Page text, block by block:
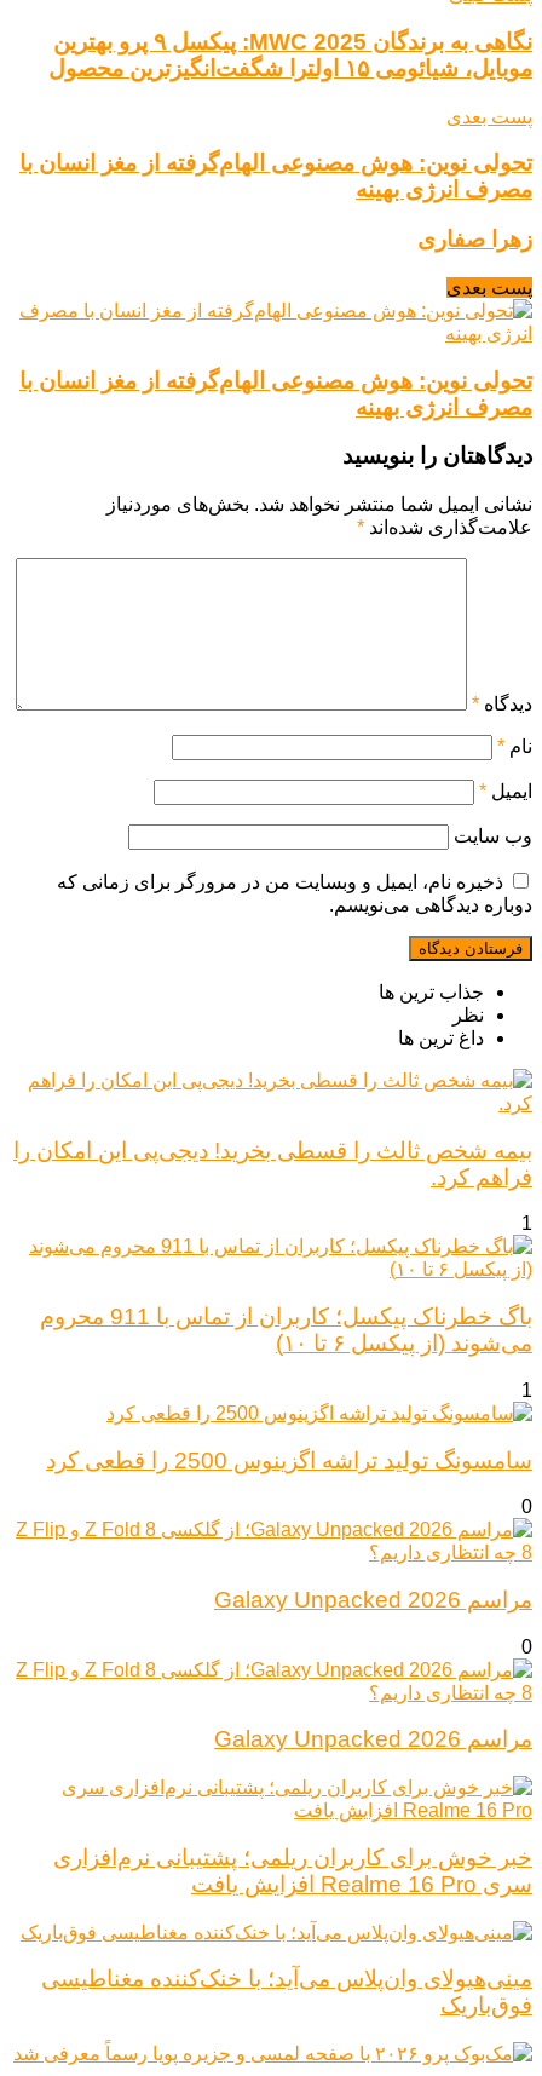
نگاهی به برندگان MWC 2025: پیکسل ۹ پرو بهترین
موبایل، شیائومی ۱۵ اولترا شگفت‌انگیزترین محصول
پست بعدی
تحولی نوین: هوش مصنوعی الهام‌گرفته از مغز انسان با
مصرف انرژی بهینه
زهرا صفاری
پست بعدی
تحولی نوین: هوش مصنوعی الهام‌گرفته از مغز انسان با
مصرف انرژی بهینه
دیدگاهتان را بنویسید
نشانی ایمیل شما منتشر نخواهد شد. بخش‌های موردنیاز
علامت‌گذاری شده‌اند *
دیدگاه *
نام *
ایمیل *
وب‌ سایت
ذخیره نام، ایمیل و وبسایت من در مرورگر برای زمانی که
دوباره دیدگاهی می‌نویسم.
جذاب ترین ها
نظر
داغ ترین ها
بیمه شخص ثالث را قسطی بخرید! دیجی‌پی این امکان را
فراهم کرد.
1
باگ خطرناک پیکسل؛ کاربران از تماس با 911 محروم
می‌شوند (از پیکسل ۶ تا ۱۰)
1
سامسونگ تولید تراشه اگزینوس 2500 را قطعی کرد
0
مراسم Galaxy Unpacked 2026
0
مراسم Galaxy Unpacked 2026
خبر خوش برای کاربران ریلمی؛ پشتیبانی نرم‌افزاری
سری Realme 16 Pro افزایش یافت
مینی‌هیولای وان‌پلاس می‌آید؛ با خنک‌کننده مغناطیسی
فوق‌باریک